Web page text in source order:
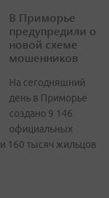
В Приморье
предупредили о
новой схеме
мошенников
На сегодняшний
день в Приморье
создано 9 146
официальных
160 тысяч жильцов